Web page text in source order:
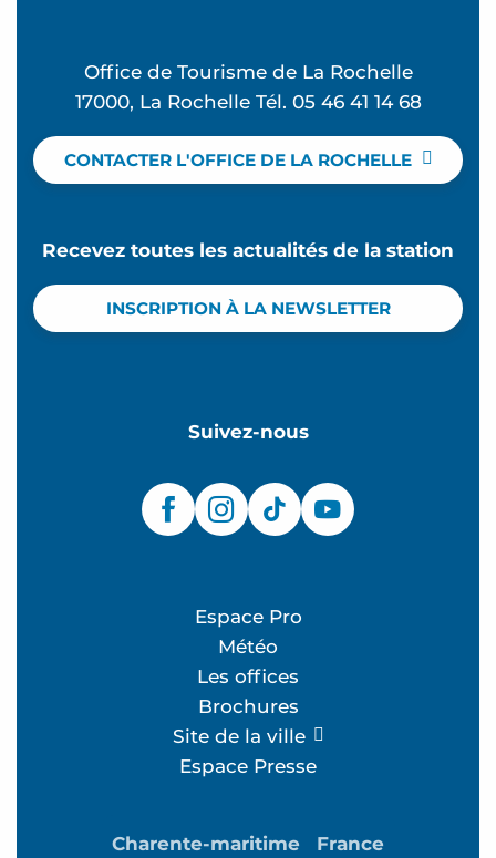
Office de Tourisme de La Rochelle
17000, La Rochelle Tél. 05 46 41 14 68
CONTACTER L'OFFICE DE LA ROCHELLE
Recevez toutes les actualités de la station
INSCRIPTION À LA NEWSLETTER
Suivez-nous
Espace Pro
Météo
Les offices
Brochures
Site de la ville
Espace Presse
Charente-maritime France